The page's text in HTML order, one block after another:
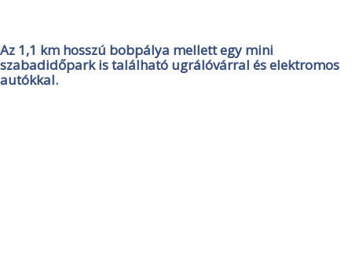
Az 1,1 km hosszú bobpálya mellett egy mini
szabadidőpark is található ugrálóvárral és elektromos
autókkal.